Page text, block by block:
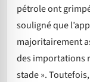
pétrole ont
souligné que
majoritairement
des importations
stade ».